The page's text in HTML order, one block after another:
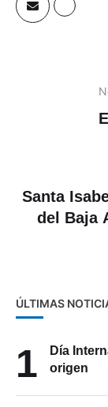
Santa
del Baja
ÚLTIMAS
1
Día
origen